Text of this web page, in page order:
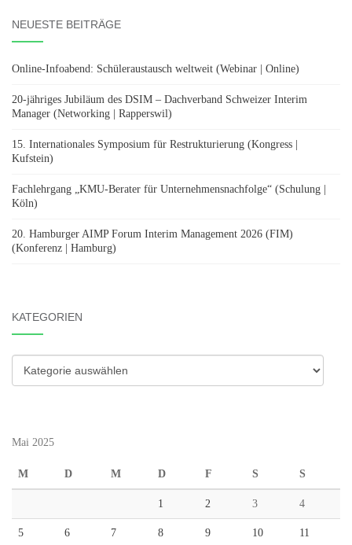
NEUESTE BEITRÄGE
Online-Infoabend: Schüleraustausch weltweit (Webinar | Online)
20-jähriges Jubiläum des DSIM – Dachverband Schweizer Interim
Manager (Networking | Rapperswil)
15. Internationales Symposium für Restrukturierung (Kongress |
Kufstein)
Fachlehrgang „KMU-Berater für Unternehmensnachfolge“ (Schulung |
Köln)
20. Hamburger AIMP Forum Interim Management 2026 (FIM)
(Konferenz | Hamburg)
KATEGORIEN
Kategorien
Mai 2025
M D M D F S S
1 2 3 4
5 6 7 8 9 10 11